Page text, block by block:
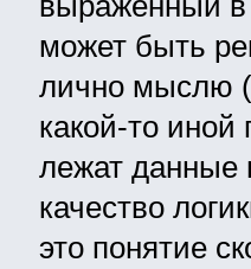
может быть
лично мыслю
какой-то иной
лежат данные
качество
это понятие